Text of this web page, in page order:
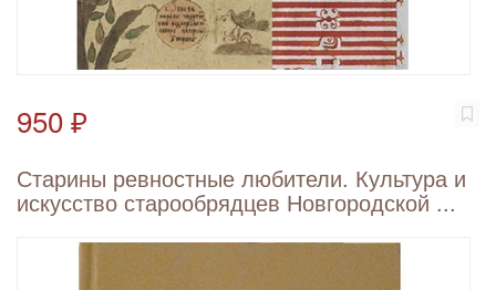
950 ₽
Старины ревностные любители. Культура и
искусство старообрядцев Новгородской ...